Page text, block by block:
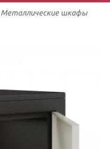
Металлические шкафы